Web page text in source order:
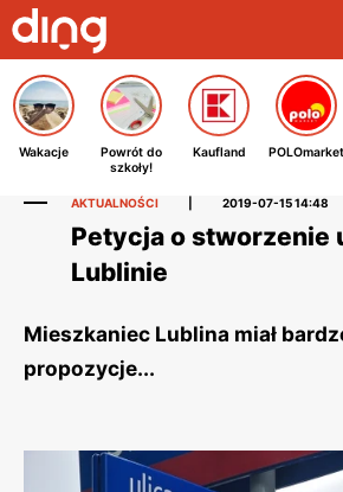
Wakacje
Powrót do
szkoły!
Kaufland POLOmarket
AKTUALNOŚCI 2019-07-15 14:48
Petycja o stworzenie
Lublinie
Mieszkaniec Lublina miał
propozycje...